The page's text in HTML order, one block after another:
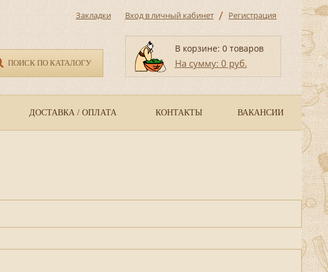
ПОИСК ПО КАТАЛОГУ
Закладки Вход в личный кабинет / Регистрация
В корзине: 0 товаров
На сумму: 0 руб.
ДОСТАВКА / ОПЛАТА КОНТАКТЫ ВАКАНСИИ